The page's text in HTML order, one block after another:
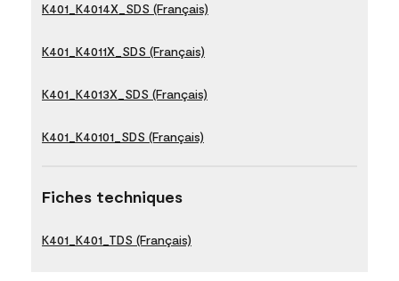
K401_K4014X_SDS (Français)
K401_K4011X_SDS (Français)
K401_K4013X_SDS (Français)
K401_K40101_SDS (Français)
Fiches techniques
K401_K401_TDS (Français)